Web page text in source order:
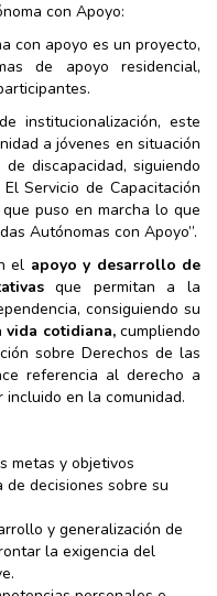
con Apoyo:
con apoyo es un proyecto,
de apoyo residencial,
institucionalización, este
a jóvenes en situación
discapacidad, siguiendo
El Servicio de Capacitación
puso en marcha lo que
Autónomas con Apoyo”.
el apoyo y desarrollo de
que permitan a la
consiguiendo su
vida cotidiana,cumpliendo
sobre Derechos de las
referencia al derecho a
en la comunidad.
metas y objetivos
decisiones sobre su
y generalización de
la exigencia del